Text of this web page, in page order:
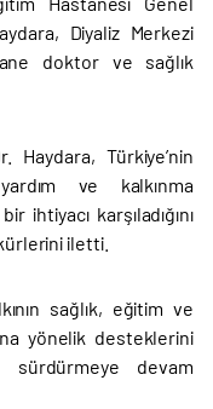
Diyaliz Merkezi
doktor ve sağlık
Haydara, Türkiye’nin
ve kalkınma
ihtiyacı karşıladığını
iletti.
sağlık, eğitim ve
yönelik desteklerini
sürdürmeye devam